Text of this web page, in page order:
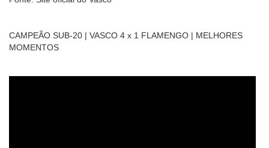
CAMPEÃO SUB-20 | VASCO 4 x 1 FLAMENGO | MELHORES
MOMENTOS